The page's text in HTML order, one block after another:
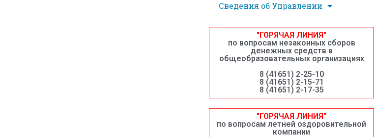
Сведения об Управлении
"ГОРЯЧАЯ ЛИНИЯ"
по вопросам незаконных сборов
денежных средств в
общеобразовательных организациях
8 (41651) 2-25-10
8 (41651) 2-15-71
8 (41651) 2-17-35
"ГОРЯЧАЯ ЛИНИЯ"
по вопросам летней оздоровительной
компании